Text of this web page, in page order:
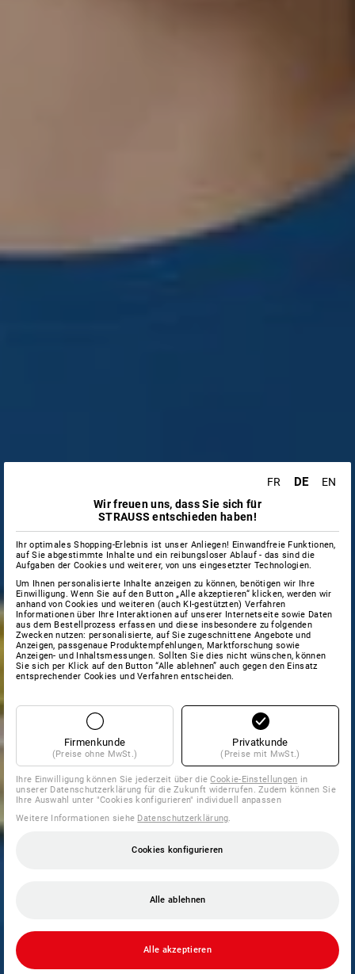
FR DE
EN
Wir freuen uns, dass Sie sich für
STRAUSS entschieden haben!
Ihr optimales Shopping-Erlebnis ist unser Anliegen! Einwandfreie Funktionen,
auf Sie abgestimmte Inhalte und ein reibungsloser Ablauf - das sind die
Aufgaben der Cookies und weiterer, von uns eingesetzter Technologien.
Um Ihnen personalisierte Inhalte anzeigen zu können, benötigen wir Ihre
Einwilligung. Wenn Sie auf den Button „Alle akzeptieren“ klicken, werden wir
anhand von Cookies und weiteren (auch KI-gestützten) Verfahren
Informationen über Ihre Interaktionen auf unserer Internetseite sowie Daten
aus dem Bestellprozess erfassen und diese insbesondere zu folgenden
Zwecken nutzen: personalisierte, auf Sie zugeschnittene Angebote und
Anzeigen, passgenaue Produktempfehlungen, Marktforschung sowie
Anzeigen- und Inhaltsmessungen. Sollten Sie dies nicht wünschen, können
Sie sich per Klick auf den Button “Alle ablehnen” auch gegen den Einsatz
entsprechender Cookies und Verfahren entscheiden.
Firmenkunde
(Preise ohne MwSt.)
Privatkunde
(Preise mit MwSt.)
Ihre Einwilligung können Sie jederzeit über dieCookie-Einstellungen in
unserer Datenschutzerklärung für die Zukunft widerrufen. Zudem können Sie
Ihre Auswahl unter "Cookies konfigurieren" individuell anpassen
Weitere Informationen siehe Datenschutzerklärung.
Cookies konfigurieren
Alle ablehnen
Alle akzeptieren